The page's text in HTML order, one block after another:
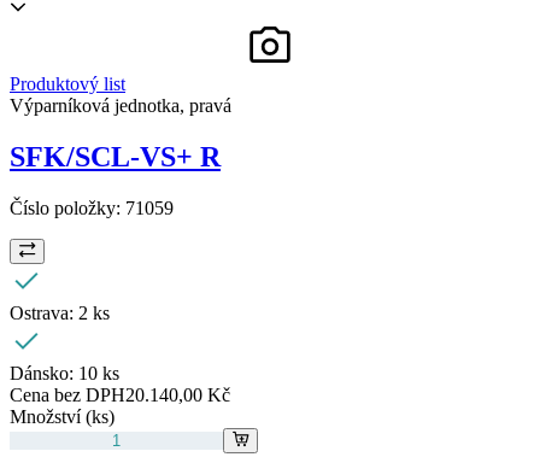
Produktový list
Výparníková jednotka, pravá
SFK/SCL-VS+ R
Číslo položky: 71059
Ostrava: 2 ks
Dánsko: 10 ks
Cena bez DPH20.140,00 Kč
Množství (ks)